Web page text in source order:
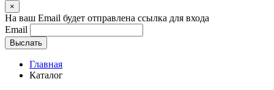
×
На ваш Email будет отправлена ссылка для входа
Email
Выслать
Главная
Каталог